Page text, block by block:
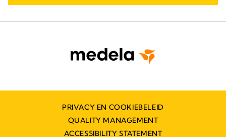
PRIVACY EN COOKIEBELEID
QUALITY MANAGEMENT
ACCESSIBILITY STATEMENT